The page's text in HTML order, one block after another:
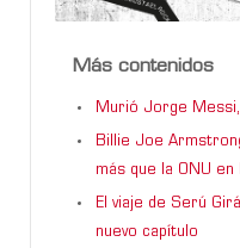
Más contenidos
Murió Jorge
Billie Joe
más que la ONU
El viaje de Serú
nuevo capítulo